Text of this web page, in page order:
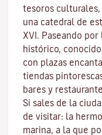
tesoros culturales,
una catedral de
XVI. Paseando
histórico,
con plazas
tiendas
bares y
Si sales de la
de visitar: la
marina, a la que